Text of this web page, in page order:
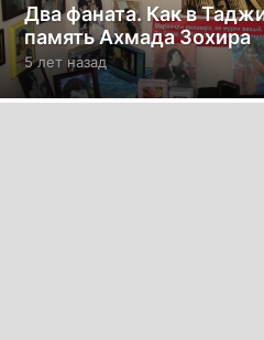
Два фаната. Как в
память Ахмада Зохира
5 лет назад5
л
е